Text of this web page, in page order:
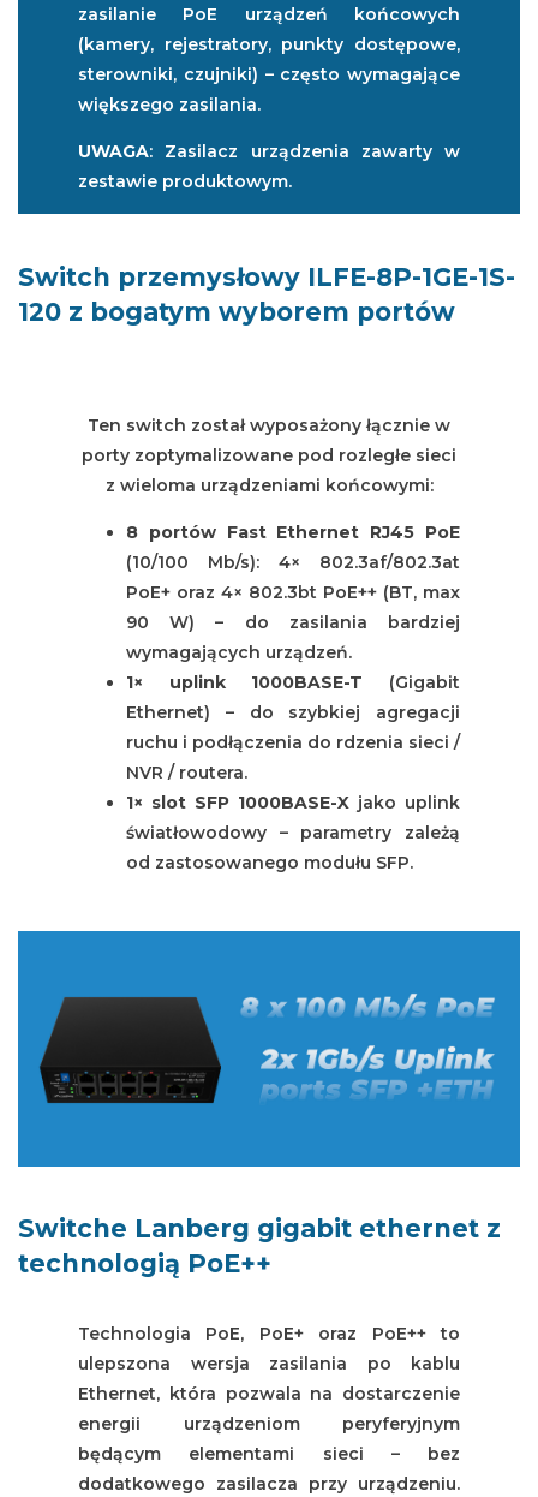
zasilanie PoE urządzeń końcowych
(kamery, rejestratory, punkty dostępowe,
sterowniki, czujniki) – często wymagające
większego zasilania.
UWAGA: Zasilacz urządzenia zawarty w
zestawie produktowym.
Switch przemysłowy ILFE-8P-1GE-1S-
120 z bogatym wyborem portów
Ten switch został wyposażony łącznie w
porty zoptymalizowane pod rozległe sieci
z wieloma urządzeniami końcowymi:
8 portów Fast Ethernet RJ45 PoE
(10/100 Mb/s): 4× 802.3af/802.3at
PoE+ oraz 4× 802.3bt PoE++ (BT, max
90 W) – do zasilania bardziej
wymagających urządzeń.
1× uplink 1000BASE-T (Gigabit
Ethernet) – do szybkiej agregacji
ruchu i podłączenia do rdzenia sieci /
NVR / routera.
1× slot SFP 1000BASE-X jako uplink
światłowodowy – parametry zależą
od zastosowanego modułu SFP.
Switche Lanberg gigabit ethernet z
technologią PoE++
Technologia PoE, PoE+ oraz PoE++ to
ulepszona wersja zasilania po kablu
Ethernet, która pozwala na dostarczenie
energii urządzeniom peryferyjnym
będącym elementami sieci – bez
dodatkowego zasilacza przy urządzeniu.